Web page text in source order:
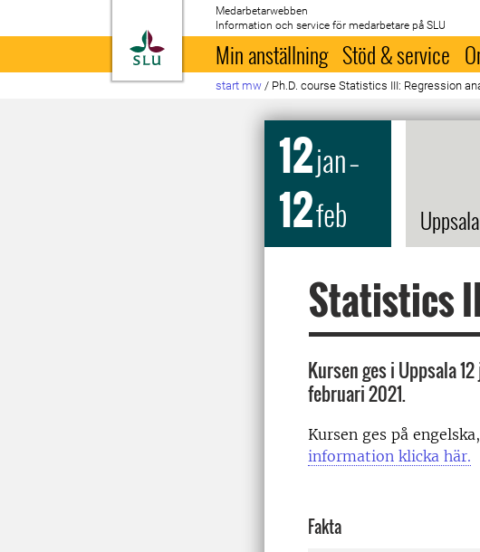
Till startsida
Medarbetarwebben
Information och service för medarbetare på SLU
Min anställning Stöd & service
start mw / Ph.D. course Statistics III: Regression
12jan–
12feb Uppsala
Statistics
Kursen ges i Uppsala
februari 2021.
Kursen ges på engelska,
information klicka här.
Fakta